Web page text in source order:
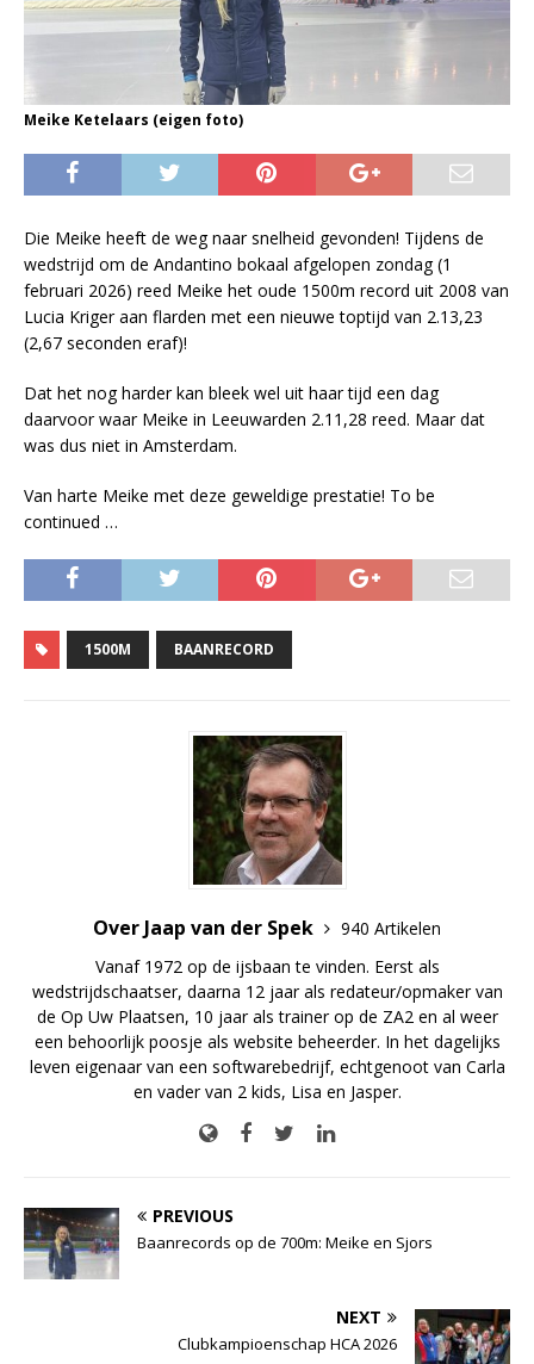
Meike Ketelaars (eigen foto)
Die Meike heeft de weg naar snelheid gevonden! Tijdens de
wedstrijd om de Andantino bokaal afgelopen zondag (1
februari 2026) reed Meike het oude 1500m record uit 2008 van
Lucia Kriger aan flarden met een nieuwe toptijd van 2.13,23
(2,67 seconden eraf)!
Dat het nog harder kan bleek wel uit haar tijd een dag
daarvoor waar Meike in Leeuwarden 2.11,28 reed. Maar dat
was dus niet in Amsterdam.
Van harte Meike met deze geweldige prestatie! To be
continued …
1500M BAANRECORD
Over Jaap van der Spek
940 Artikelen
Vanaf 1972 op de ijsbaan te vinden. Eerst als
wedstrijdschaatser, daarna 12 jaar als redateur/opmaker van
de Op Uw Plaatsen, 10 jaar als trainer op de ZA2 en al weer
een behoorlijk poosje als website beheerder. In het dagelijks
leven eigenaar van een softwarebedrijf, echtgenoot van Carla
en vader van 2 kids, Lisa en Jasper.
PREVIOUS
Baanrecords op de 700m: Meike en Sjors
NEXT
Clubkampioenschap HCA 2026